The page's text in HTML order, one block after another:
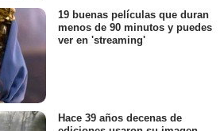
19 buenas películas que duran
menos de 90 minutos y puedes
ver en 'streaming'
Hace 39 años decenas de